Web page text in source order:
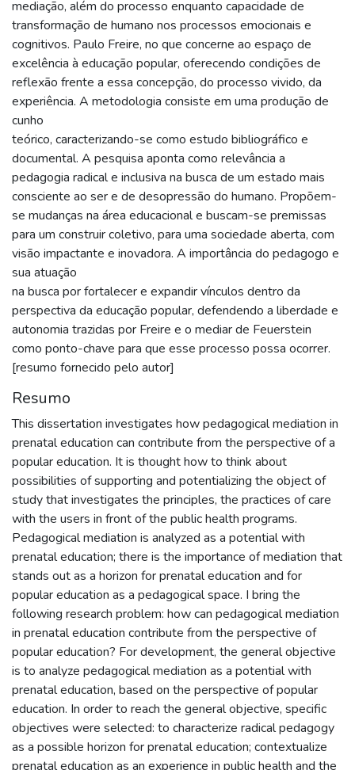
mediação, além do processo enquanto capacidade de
transformação de humano nos processos emocionais e
cognitivos. Paulo Freire, no que concerne ao espaço de
excelência à educação popular, oferecendo condições de
reflexão frente a essa concepção, do processo vivido, da
experiência. A metodologia consiste em uma produção de
cunho
teórico, caracterizando-se como estudo bibliográfico e
documental. A pesquisa aponta como relevância a
pedagogia radical e inclusiva na busca de um estado mais
consciente ao ser e de desopressão do humano. Propõem-
se mudanças na área educacional e buscam-se premissas
para um construir coletivo, para uma sociedade aberta, com
visão impactante e inovadora. A importância do pedagogo e
sua atuação
na busca por fortalecer e expandir vínculos dentro da
perspectiva da educação popular, defendendo a liberdade e
autonomia trazidas por Freire e o mediar de Feuerstein
como ponto-chave para que esse processo possa ocorrer.
[resumo fornecido pelo autor]
Resumo
This dissertation investigates how pedagogical mediation in
prenatal education can contribute from the perspective of a
popular education. It is thought how to think about
possibilities of supporting and potentializing the object of
study that investigates the principles, the practices of care
with the users in front of the public health programs.
Pedagogical mediation is analyzed as a potential with
prenatal education; there is the importance of mediation that
stands out as a horizon for prenatal education and for
popular education as a pedagogical space. I bring the
following research problem: how can pedagogical mediation
in prenatal education contribute from the perspective of
popular education? For development, the general objective
is to analyze pedagogical mediation as a potential with
prenatal education, based on the perspective of popular
education. In order to reach the general objective, specific
objectives were selected: to characterize radical pedagogy
as a possible horizon for prenatal education; contextualize
prenatal education as an experience in public health and the